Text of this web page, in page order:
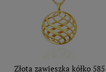
Złota zawieszka kółko 585